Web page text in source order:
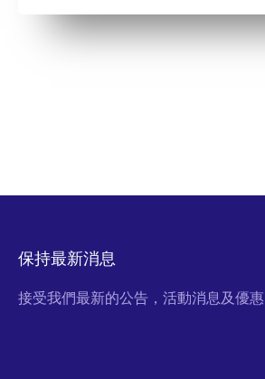
保持最新消息
接受我們最新的公告，活動消息及優惠